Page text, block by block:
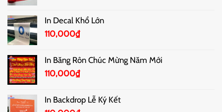
In Decal Khổ Lớn
110,000₫
In Băng Rôn Chúc Mừng Năm Mới
110,000₫
In Backdrop Lễ Ký Kết